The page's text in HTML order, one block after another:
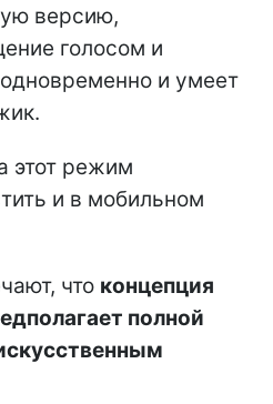
версию,
голосом и
и умеет
этот режим
и в мобильном
что концепция
полной